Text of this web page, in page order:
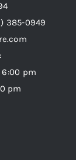
385-0949
6:00 pm
pm